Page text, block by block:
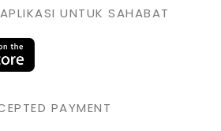
UNTUK SAHABAT
PAYMENT